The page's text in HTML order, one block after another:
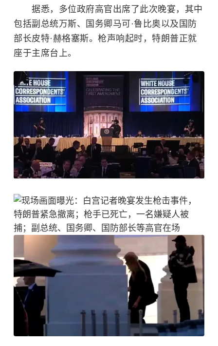
据悉，多位政府高官出席了此次晚宴，其中
包括副总统万斯、国务卿马可·鲁比奥以及国防
部长皮特·赫格塞斯。枪声响起时，特朗普正就
座于主席台上。